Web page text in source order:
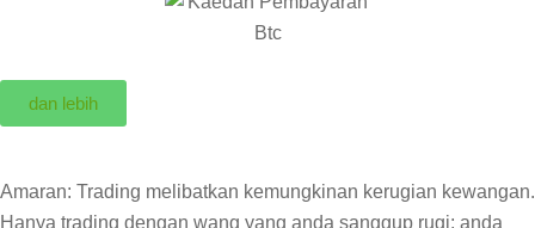
dan lebih
Amaran: Trading melibatkan kemungkinan kerugian kewangan.
Hanya trading dengan wang yang anda sanggup rugi; anda